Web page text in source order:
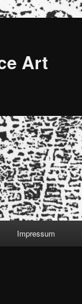
Art
Impressum